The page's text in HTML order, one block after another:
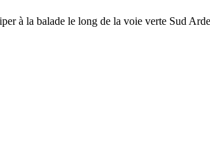
à la balade le long de la voie verte Sud